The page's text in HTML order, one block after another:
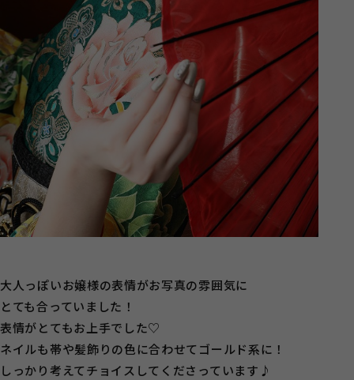
大人っぽいお嬢様の表情がお写真の雰囲気に
とても合っていました！
表情がとてもお上手でした♡
ネイルも帯や髪飾りの色に合わせてゴールド系に！
しっかり考えてチョイスしてくださっています♪